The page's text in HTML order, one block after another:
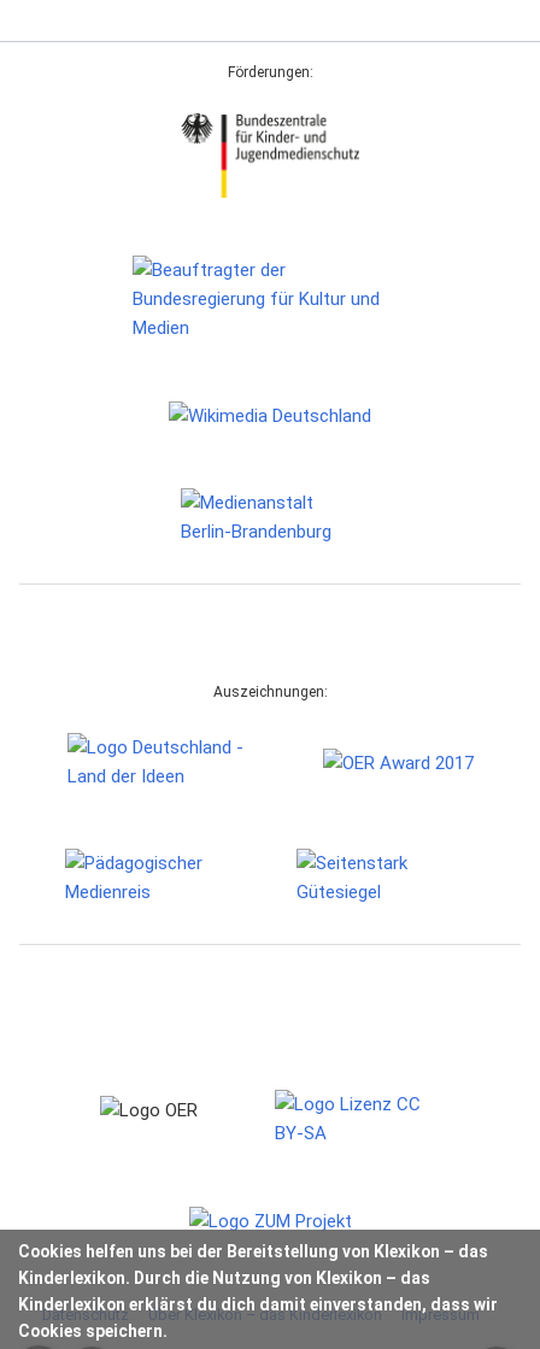
Cookies helfen uns bei der Bereitstellung von Klexikon – das
Kinderlexikon. Durch die Nutzung von Klexikon – das
Kinderlexikon erklärst du dich damit einverstanden, dass wir
Cookies speichern.
Förderungen:
Auszeichnungen:
Datenschutz Über Klexikon – das Kinderlexikon Impressum